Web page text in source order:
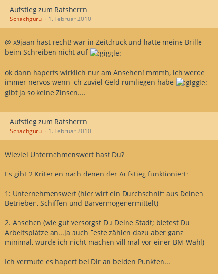
Aufstieg zum Ratsherrn
Schachguru 1. Februar 2010
@ x9jaan hast recht! war in Zeitdruck und hatte meine Brille
beim Schreiben nicht auf
ok dann haperts wirklich nur am Ansehen! mmmh, ich werde
immer nervös wenn ich zuviel Geld rumliegen habe
gibt ja so keine Zinsen....
Aufstieg zum Ratsherrn
Schachguru 1. Februar 2010
Wieviel Unternehmenswert hast Du?
Es gibt 2 Kriterien nach denen der Aufstieg funktioniert:
1: Unternehmenswert (hier wirt ein Durchschnitt aus Deinen
Betrieben, Schiffen und Barvermögenermittelt)
2. Ansehen (wie gut versorgst Du Deine Stadt; bietest Du
Arbeitsplätze an...ja auch Feste zählen dazu aber ganz
minimal, würde ich nicht machen vill mal vor einer BM-Wahl)
Ich vermute es hapert bei Dir an beiden Punkten...